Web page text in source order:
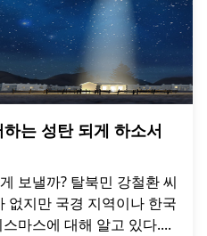
는 성탄 되게 하소서
보낼까? 탈북민 강철환 씨
없지만 국경 지역이나 한국
마스에 대해 알고 있다....